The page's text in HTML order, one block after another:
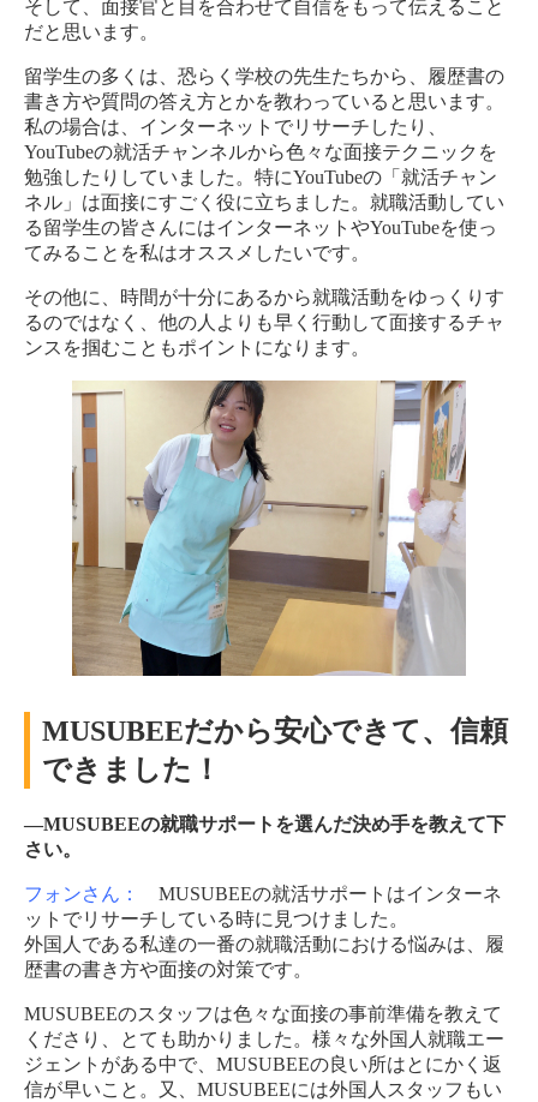
そして、面接官と目を合わせて自信をもって伝えること
だと思います。
留学生の多くは、恐らく学校の先生たちから、履歴書の
書き方や質問の答え方とかを教わっていると思います。
私の場合は、インターネットでリサーチしたり、
YouTubeの就活チャンネルから色々な面接テクニックを
勉強したりしていました。特にYouTubeの「就活チャン
ネル」は面接にすごく役に立ちました。就職活動してい
る留学生の皆さんにはインターネットやYouTubeを使っ
てみることを私はオススメしたいです。
その他に、時間が十分にあるから就職活動をゆっくりす
るのではなく、他の人よりも早く行動して面接するチャ
ンスを掴むこともポイントになります。
MUSUBEEだから安心できて、信頼
できました！
―MUSUBEEの就職サポートを選んだ決め手を教えて下
さい。
フォンさん：
MUSUBEEの就活サポートはインターネ
ットでリサーチしている時に見つけました。
外国人である私達の一番の就職活動における悩みは、履
歴書の書き方や面接の対策です。
MUSUBEEのスタッフは色々な面接の事前準備を教えて
くださり、とても助かりました。様々な外国人就職エー
ジェントがある中で、MUSUBEEの良い所はとにかく返
信が早いこと。又、MUSUBEEには外国人スタッフもい